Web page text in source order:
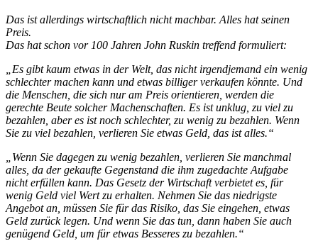
Das ist allerdings wirtschaftlich nicht machbar. Alles hat seinen
Preis.
Das hat schon vor 100 Jahren John Ruskin treffend formuliert:
„Es gibt kaum etwas in der Welt, das nicht irgendjemand ein wenig
schlechter machen kann und etwas billiger verkaufen könnte. Und
die Menschen, die sich nur am Preis orientieren, werden die
gerechte Beute solcher Machenschaften. Es ist unklug, zu viel zu
bezahlen, aber es ist noch schlechter, zu wenig zu bezahlen. Wenn
Sie zu viel bezahlen, verlieren Sie etwas Geld, das ist alles.“
„Wenn Sie dagegen zu wenig bezahlen, verlieren Sie manchmal
alles, da der gekaufte Gegenstand die ihm zugedachte Aufgabe
nicht erfüllen kann. Das Gesetz der Wirtschaft verbietet es, für
wenig Geld viel Wert zu erhalten. Nehmen Sie das niedrigste
Angebot an, müssen Sie für das Risiko, das Sie eingehen, etwas
Geld zurück legen. Und wenn Sie das tun, dann haben Sie auch
genügend Geld, um für etwas Besseres zu bezahlen.“